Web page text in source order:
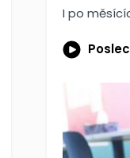
I po